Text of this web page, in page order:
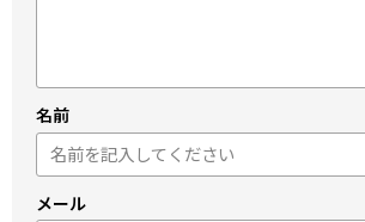
名前
メール